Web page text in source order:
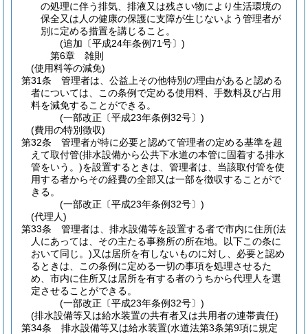
の処理に伴う排気、排液又は残さい物により生活環境の
保全又は人の健康の保護に支障が生じないよう管理者が
別に定める措置を講じること。
(追加〔平成24年条例71号〕)
第6章
雑則
(使用料等の減免)
第31条
管理者は、公益上その他特別の理由があると認める
者については、この条例で定める使用料、手数料及び占用
料を減免することができる。
(一部改正〔平成23年条例32号〕)
(費用の特別徴収)
第32条
管理者が特に必要と認めて管理者の定める基準を超
えて取付管(排水設備から公共下水道の本管に固着する排水
管をいう。)を設置するときは、管理者は、当該取付管を使
用する者からその経費の全部又は一部を徴収することがで
きる。
(一部改正〔平成23年条例32号〕)
(代理人)
第33条
管理者は、排水設備等を設置する者で市内に住所(法
人にあっては、その主たる事務所の所在地。以下この条に
おいて同じ。)又は居所を有しないものに対し、必要と認め
るときは、この条例に定める一切の事項を処理させるた
め、市内に住所又は居所を有する者のうちから代理人を選
定させることができる。
(一部改正〔平成23年条例32号〕)
(排水設備等又は給水装置の共有者又は共用者の連帯責任)
第34条
排水設備等又は給水装置(水道法第3条第9項に規定